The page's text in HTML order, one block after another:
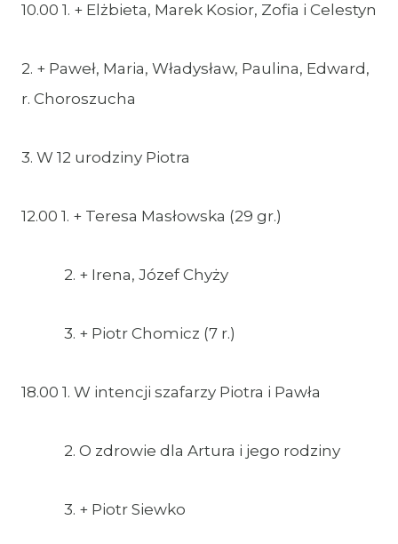
10.00 1. + Elżbieta, Marek Kosior, Zofia i Celestyn
2. + Paweł, Maria, Władysław, Paulina, Edward,
r. Choroszucha
3. W 12 urodziny Piotra
12.00 1. + Teresa Masłowska (29 gr.)
2. + Irena, Józef Chyży
3. + Piotr Chomicz (7 r.)
18.00 1. W intencji szafarzy Piotra i Pawła
2. O zdrowie dla Artura i jego rodziny
3. + Piotr Siewko